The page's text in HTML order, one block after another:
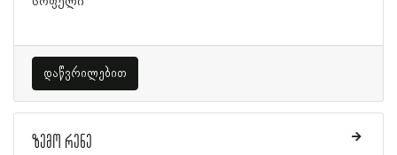
დაწვრილებით
ზემო რენე